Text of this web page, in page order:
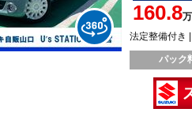
160.8
法定整備付き
パック